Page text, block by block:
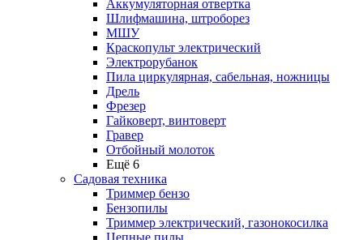
Аккумуляторная отвертка
Шлифмашина, штроборез
МШУ
Краскопульт электрический
Электрорубанок
Пила циркулярная, сабельная, ножницы
Дрель
Фрезер
Гайковерт, винтоверт
Гравер
Отбойный молоток
Ещё 6
Садовая техника
Триммер бензо
Бензопилы
Триммер электрический, газонокосилка
Цепные пилы